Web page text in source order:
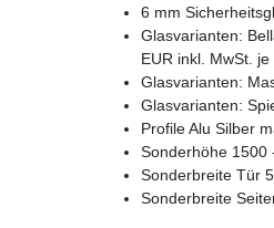
6 mm
Glasvarianten:
EUR inkl. MwSt. je
Glasvarianten:
Glasvarianten:
Profile Alu Silber
Sonderhöhe 1500
Sonderbreite Tür
Sonderbreite